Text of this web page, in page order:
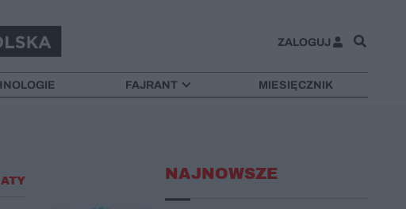
ZALOGUJ
FAJRANT MIESIĘCZNIK
NAJNOWSZE